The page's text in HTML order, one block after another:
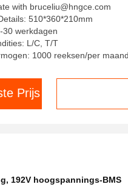
with bruceliu@hngce.com
510*360*210mm
30 werkdagen
L/C, T/T
1000 reeksen/per maand
Prijs
, 192V hoogspannings-BMS